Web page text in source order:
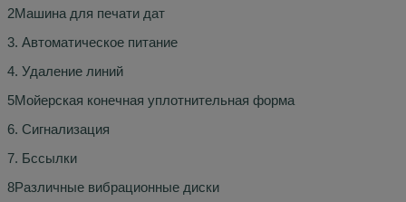
2Машина для печати дат
3. Автоматическое питание
4. Удаление линий
5Мойерская конечная уплотнительная форма
6. Сигнализация
7. Бссылки
8Различные вибрационные диски